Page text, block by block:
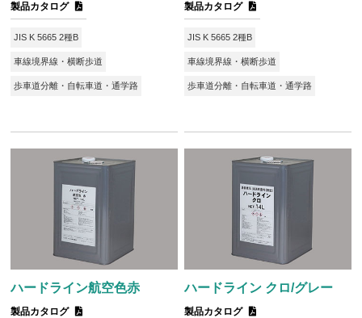
製品カタログ
JIS K 5665 2種B
車線境界線・横断歩道
歩車道分離・自転車道・通学路
製品カタログ
JIS K 5665 2種B
車線境界線・横断歩道
歩車道分離・自転車道・通学路
ハードライン航空色赤
製品カタログ
ハードライン クロ/グレー
製品カタログ